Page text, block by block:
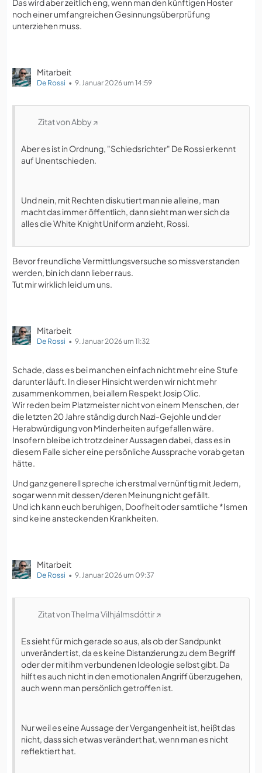
Das wird aber zeitlich eng, wenn man den künftigen Hoster
noch einer umfangreichen Gesinnungsüberprüfung
unterziehen muss.
Mitarbeit
De Rossi 9. Januar 2026 um 14:59
Zitat von Abby
Aber es ist in Ordnung, "Schiedsrichter" De Rossi erkennt
auf Unentschieden.
Und nein, mit Rechten diskutiert man nie alleine, man
macht das immer öffentlich, dann sieht man wer sich da
alles die White Knight Uniform anzieht, Rossi.
Bevor freundliche Vermittlungsversuche so missverstanden
werden, bin ich dann lieber raus.
Tut mir wirklich leid um uns.
Mitarbeit
De Rossi 9. Januar 2026 um 11:32
Schade, dass es bei manchen einfach nicht mehr eine Stufe
darunter läuft. In dieser Hinsicht werden wir nicht mehr
zusammenkommen, bei allem Respekt Josip Olic.
Wir reden beim Platzmeister nicht von einem Menschen, der
die letzten 20 Jahre ständig durch Nazi-Gejohle und der
Herabwürdigung von Minderheiten aufgefallen wäre.
Insofern bleibe ich trotz deiner Aussagen dabei, dass es in
diesem Falle sicher eine persönliche Aussprache vorab getan
hätte.
Und ganz generell spreche ich erstmal vernünftig mit Jedem,
sogar wenn mit dessen/deren Meinung nicht gefällt.
Und ich kann euch beruhigen, Doofheit oder samtliche *Ismen
sind keine ansteckenden Krankheiten.
Mitarbeit
De Rossi 9. Januar 2026 um 09:37
Zitat von Thelma Vilhjálmsdóttir
Es sieht für mich gerade so aus, als ob der Sandpunkt
unverändert ist, da es keine Distanzierung zu dem Begriff
oder der mit ihm verbundenen Ideologie selbst gibt. Da
hilft es auch nicht in den emotionalen Angriff überzugehen,
auch wenn man persönlich getroffen ist.
Nur weil es eine Aussage der Vergangenheit ist, heißt das
nicht, dass sich etwas verändert hat, wenn man es nicht
reflektiert hat.